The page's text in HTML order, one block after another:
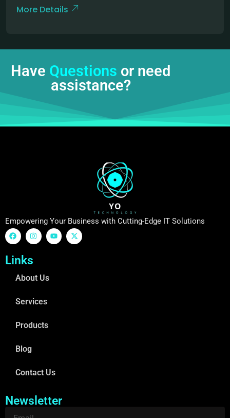
More Details
Have Questions or need
assistance?
Empowering Your Business with Cutting-Edge IT Solutions
Links
About Us
Services
Products
Blog
Contact Us
Newsletter